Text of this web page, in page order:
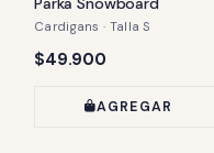
Cardigans · Talla S
Precio:
$49.900
AGREGAR